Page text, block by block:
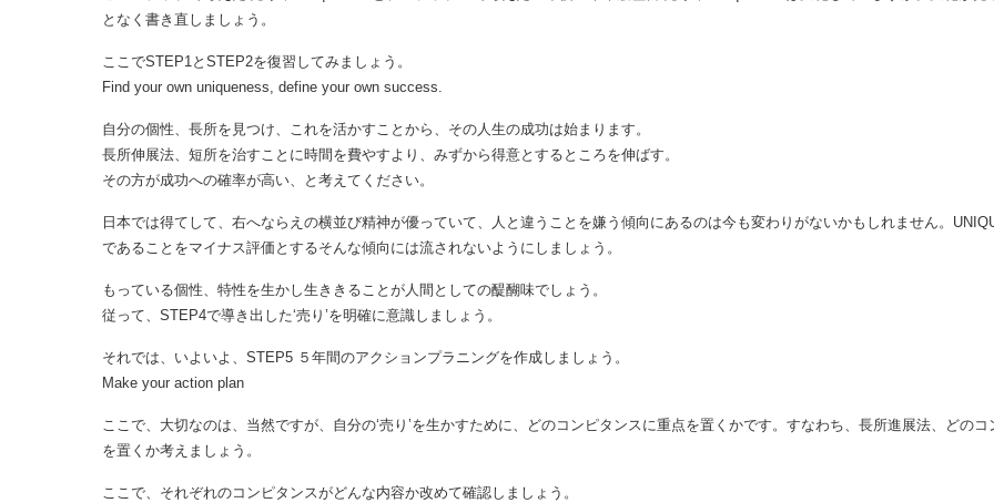
このステップで考えた‘売り’、Uniquenessと、ステップ４で考えた５年後の未来履歴書‘売り’、Uniquenessは変化していますか。変化が見
となく書き直しましょう。
ここでSTEP1とSTEP2を復習してみましょう。
Find your own uniqueness, define your own success.
自分の個性、長所を見つけ、これを活かすことから、その人生の成功は始まります。
長所伸展法、短所を治すことに時間を費やすより、みずから得意とするところを伸ばす。
その方が成功への確率が高い、と考えてください。
日本では得てして、右へならえの横並び精神が優っていて、人と違うことを嫌う傾向にあるのは今も変わりがないかもしれません。
であることをマイナス評価とするそんな傾向には流されないようにしましょう。
もっている個性、特性を生かし生ききることが人間としての醍醐味でしょう。
従って、STEP4で導き出した‘売り’を明確に意識しましょう。
それでは、いよいよ、STEP5 ５年間のアクションプラニングを作成しましょう。
Make your action plan
ここで、大切なのは、当然ですが、自分の‘売り’を生かすために、どのコンピタンスに重点を置くかです。すなわち、長所進展法、どのコ
を置くか考えましょう。